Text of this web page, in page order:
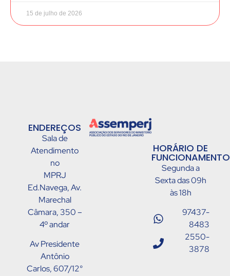
15 de julho de 2026
ENDEREÇOS
Sala de
Atendimento
no
MPRJ
Ed.Navega, Av.
Marechal
Câmara, 350 –
4º andar
Av Presidente
Antônio
Carlos, 607/12°
HORÁRIO DE
Segunda a
Sexta das 09h
às 18h
97437-
8483
2550-
3878